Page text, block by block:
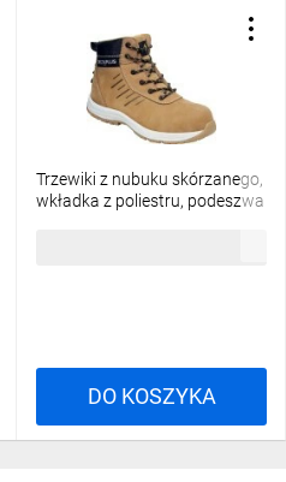
Trzewiki z nubuku skórzanego,
wkładka z poliestru, podeszwa
DO KOSZYKA